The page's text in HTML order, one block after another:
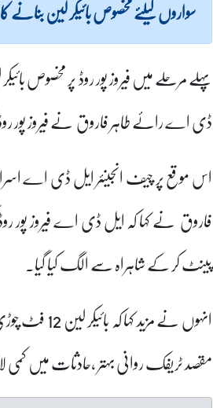
سواروں کیلئے مخصوص بائیکر لین بنانے
پہلے مرحلے میں فیروز پور روڈ پر
ڈی اے رائے طاہر فاروق نے فیروز پور روڈ
اس موقع پر چیف انجینئر ایل ڈی اے
فاروق نے کہا کہ ایل ڈی اے فیروز پور روڈ
پینٹ کر کے شاہراہ سے الگ کیا گیا۔
انہوں نے
مقصد ٹریفک روانی بہتر ،حادثات میں